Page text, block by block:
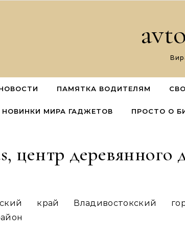
ПАМЯТКА ВОДИТЕЛЯМ
НОВИНКИ МИРА ГАДЖЕТОВ ПРОСТО О
центр деревянного